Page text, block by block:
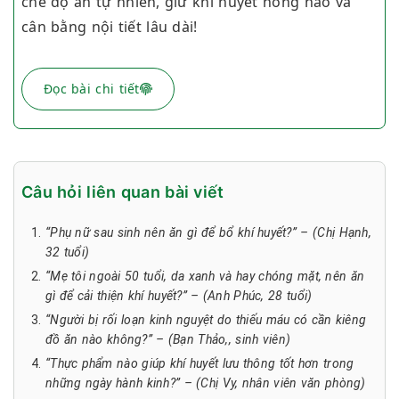
cân bằng nội tiết lâu dài!
Đọc bài chi tiết
Câu hỏi liên quan bài viết
“Phụ nữ sau sinh nên ăn gì để bổ khí huyết?” – (Chị Hạnh,
32 tuổi)
“Mẹ tôi ngoài 50 tuổi, da xanh và hay chóng mặt, nên ăn
gì để cải thiện khí huyết?” – (Anh Phúc, 28 tuổi)
“Người bị rối loạn kinh nguyệt do thiếu máu có cần kiêng
đồ ăn nào không?” – (Bạn Thảo,, sinh viên)
“Thực phẩm nào giúp khí huyết lưu thông tốt hơn trong
những ngày hành kinh?” – (Chị Vy, nhân viên văn phòng)